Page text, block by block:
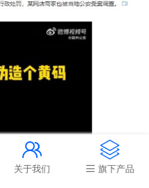
务器价格
cdn图片

关于我们

旗下产品